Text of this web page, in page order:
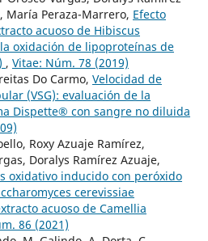
María Peraza-Marrero, Efecto
acuoso de Hibiscus
oxidación de lipoproteínas de
, Vitae: Núm. 78 (2019)
Do Carmo, Velocidad de
(VSG): evaluación de la
Dispette® con sangre no diluida
Roxy Azuaje Ramírez,
Doralys Ramírez Azuaje,
oxidativo inducido con peróxido
cerevissiae
acuoso de Camellia
86 (2021)